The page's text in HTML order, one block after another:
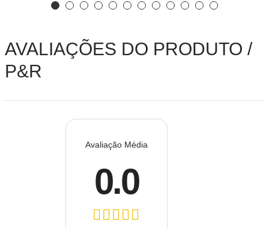
AVALIAÇÕES DO PRODUTO /
P&R
Avaliação Média
0.0